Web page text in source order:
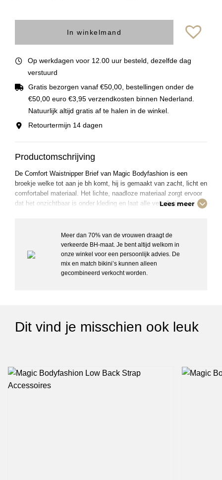
In winkelmand
Op werkdagen voor 12.00 uur besteld, dezelfde dag
verstuurd
Gratis bezorgen vanaf €50,00, bestellingen onder de
€50,00 euro €3,95 verzendkosten binnen Nederland.
Natuurlijk altijd gratis af te halen in de winkel.
Retourtermijn 14 dagen
Productomschrijving
De Comfort Waistnipper Brief van Magic Bodyfashion is een
broekje welke tot aan je bh komt, hij is gemaakt van zacht, licht en
comfortabel materiaal. Het lichte, naadloze materiaal zorgt ervoor
dat het onzichtbaar is onder kleding en laat alle vetrolletjes
– De billen worden gelift door het gebruik van een speciale
– Onzichtbaar onder kleding door het gladde en naadloze
Lees meer
Meer dan 70% van de vrouwen draagt de
verkeerde BH-maat. Je bent altijd welkom in
onze winkel voor een persoonlijk advies. De
mix en match bikini’s kunnen alleen
gecombineerd verkocht worden.
Dit vind je misschien ook leuk